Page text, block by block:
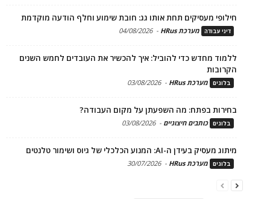
חילופי מעסיקים תחת אותו גג: חובת שימוע וחלף הודעה מוקדמת
דיני עבודה מערכת HRus -
04/08/2026
ללמוד מחדש כדי להוביל: איך להכשיר את העובדים לחמש השנים
הקרובות
בלוגים מערכת HRus -
03/08/2026
בחירות בפתח: מה השפעתן על מקום העבודה?
בלוגים כותבים חיצוניים -
03/08/2026
מיתוג מעסיק בעידן ה-AI: המנוע הכלכלי של גיוס ושימור טלנטים
בלוגים מערכת HRus -
30/07/2026